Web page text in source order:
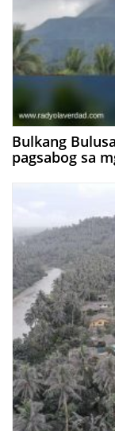
Bulkang
pagsabog sa